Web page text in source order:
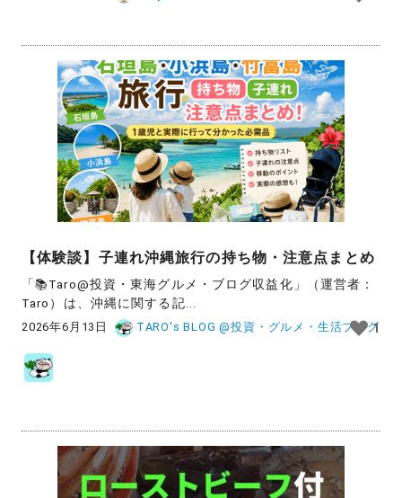
【体験談】子連れ沖縄旅行の持ち物・注意点まとめ
「📚Taro@投資・東海グルメ・ブログ収益化」（運営者：
Taro）は、沖縄に関する記...
2026年6月13日 TARO's BLOG @投資・グルメ・生活ブログ
1